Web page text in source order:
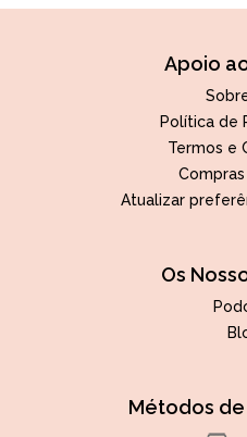
Apoio
Política de
Termos e
Atualizar
Os
Métodos